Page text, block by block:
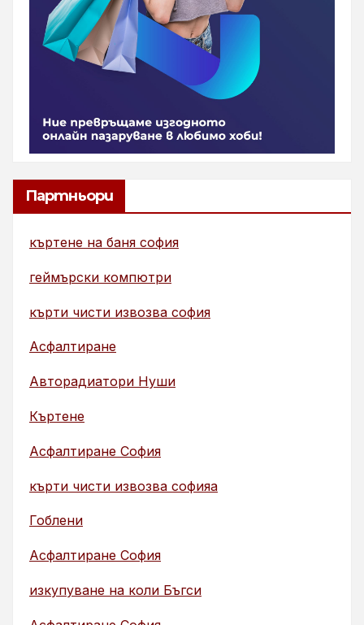
Партньори
къртене на баня софия
геймърски компютри
кърти чисти извозва софия
Асфалтиране
Авторадиатори Нуши
Къртене
Асфалтиране София
кърти чисти извозва софияа
Гоблени
Асфалтиране София
изкупуване на коли Бъгси